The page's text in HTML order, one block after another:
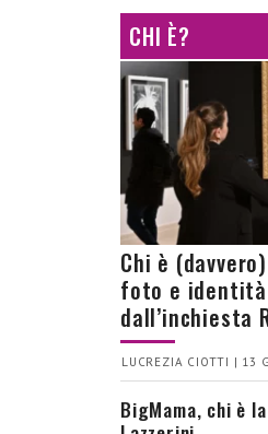
CHI È?
Chi è
foto e
dall’inchiesta
LUCREZIA CIOTTI | 13
BigMama, chi è